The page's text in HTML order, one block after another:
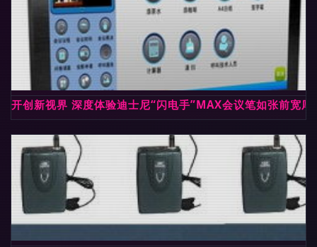
开创新视界 深度体验迪士尼“闪电手”MAX会议笔如张前宽